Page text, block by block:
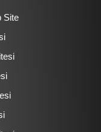
Site